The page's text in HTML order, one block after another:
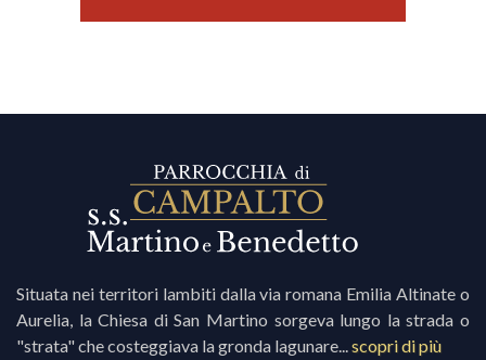
Situata nei territori lambiti dalla via romana Emilia Altinate o
Aurelia, la Chiesa di San Martino sorgeva lungo la strada o
"strata" che costeggiava la gronda lagunare...scopri di più